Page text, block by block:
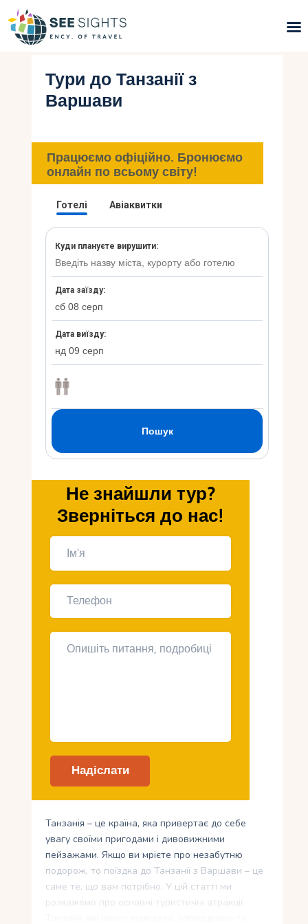
Пошук турів
Гарячі тури
Типи Турів
Країни
Контакти
Тури до Танзанії з
Варшави
Працюємо офіційно. Бронюємо
онлайн по всьому світу!
Не знайшли тур?
Зверніться до нас!
Танзанія – це країна, яка привертає до себе
увагу своїми пригодами і дивовижними
пейзажами. Якщо ви мрієте про незабутню
подорож, то поїздка до Танзанії з Варшави – це
саме те, що вам потрібно. У цій статті ми
розкажемо про основні туристичні атракції